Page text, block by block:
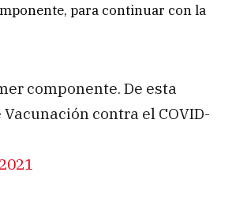
para continuar con la
componente. De esta
contra el COVID-